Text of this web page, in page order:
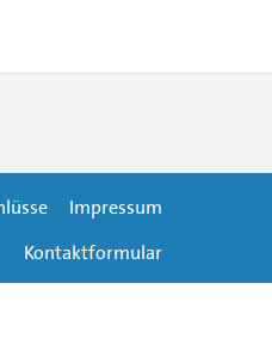
Impressum
Kontaktformular